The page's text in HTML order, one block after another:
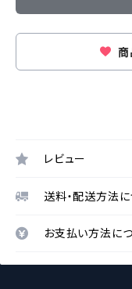
商
レビュー
送料・配送方法に
お支払い方法に